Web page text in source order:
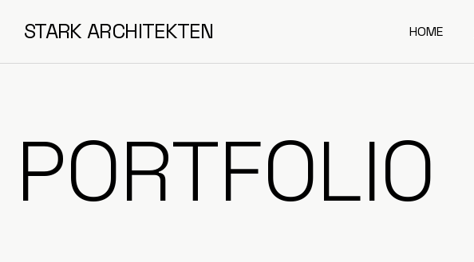
STARK ARCHITEKTEN HOME
PORTFOLIO